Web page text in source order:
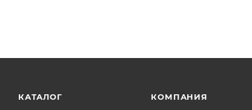
КАТАЛОГ КОМПАНИЯ